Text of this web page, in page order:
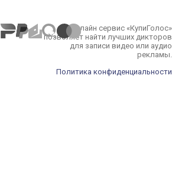
Онлайн сервис «КупиГолос»
позволяет найти лучших дикторов
для записи видео или аудио
рекламы.
Политика конфиденциальности